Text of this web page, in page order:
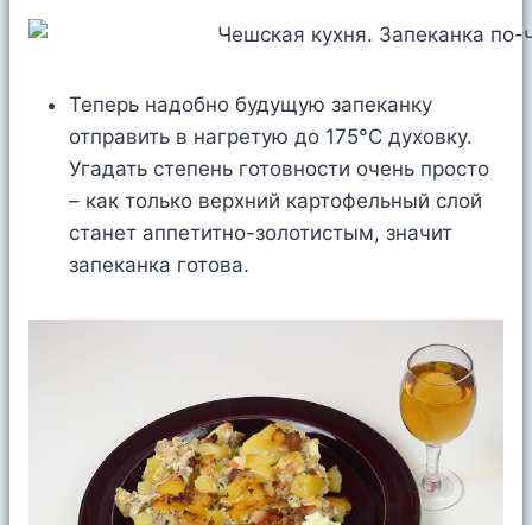
Теперь надобно будущую запеканку
отправить в нагретую до 175°C духовку.
Угадать степень готовности очень просто
– как только верхний картофельный слой
станет аппетитно-золотистым, значит
запеканка готова.